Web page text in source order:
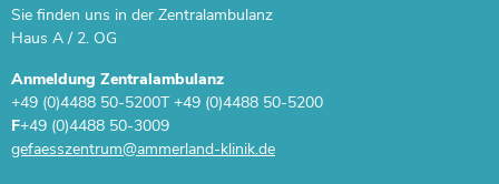
Kooperationspartner
Therapeutische Angebote
Betreuung & Beratung
Grußkarten
Babygalerie
Lob & Kritik
Freiwilliges Soziales Jahr oder Bundesfreiwilligendienst
Fortbildung
Facharzt-Weiterbildung
Förderung durch die Europäische Union
Energiepolitik
Sie finden uns in der Zentralambulanz
Haus A / 2. OG
Anmeldung Zentralambulanz
+49 (0)4488 50-5200T +49 (0)4488 50-5200
F+49 (0)4488 50-3009
Gefäß- & Thoraxchirurgie
Anästhesie und operative Intensivmedizin
Notfallzentrum
Gefäßzentrum
Thoraxzentrum
Anästhesie und operative Intensivmedizin
Radiologie
Notfallzentrum
Verdauungsorgane
Allgemein- und Viszeralchirurgie
Darmzentrum
Ösophaguszentrum
Frauenheilkunde
Frauenklinik
Beckenbodenzentrum
Drüsen und Hormone